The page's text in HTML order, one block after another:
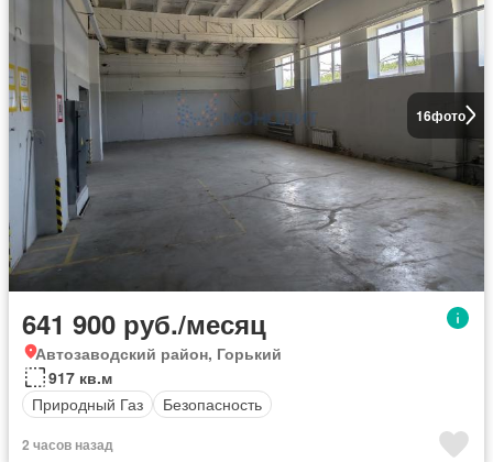
16фото
641 900 руб./месяц
Автозаводский район, Горький
917 кв.м
Природный Газ
Безопасность
2 часов назад